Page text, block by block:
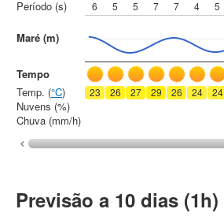
6
5 5 7 7 4 5
23 26 27 29 26 24 24
Período (s)
Maré (m)
Tempo
Temp. (°C)
Nuvens (%)
Chuva (mm/h)
Previsão a 10 dias (1h)